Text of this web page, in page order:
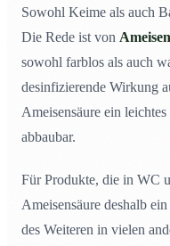
Sowohl Keime als auch
Die Rede ist von
sowohl farblos als auch
desinfizierende Wirkung
Ameisensäure ein
abbaubar.
Für Produkte, die in WC
Ameisensäure deshalb
des Weiteren in vielen